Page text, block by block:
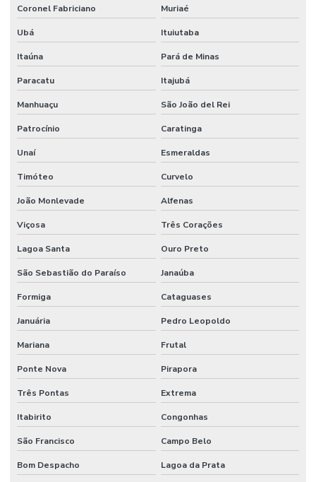
Sistema de hidrantes para combate a incêndio
Sistema de hidrantes contra incêndios
Sistema de hidrantes e sprinklers
Sistema de iluminação de emergência
Sistema contra incêndio bombas
Sistema de incêndio empresa
Sistema de incêndio endereçável
Sistema contra incêndio hidrantes
Sistema contra incêndio hidráulico
Sistema contra incêndio industrial
Sistema contra incêndio sprinkler
Sistema de incêndio sprinkler
Sistema de prevenção contra incêndio
Sistema preventivo de incêndio
Sistema de proteção e combate a incêndio
Sistema de proteção contra descargas atmosféricas
Sistema de proteção contra incêndio
Coronel Fabriciano Muriaé
Ubá Ituiutaba
Itaúna Pará de Minas
Paracatu Itajubá
Manhuaçu São João del Rei
Patrocínio Caratinga
Unaí Esmeraldas
Timóteo Curvelo
João Monlevade Alfenas
Viçosa Três Corações
Lagoa Santa Ouro Preto
São Sebastião do Paraíso Janaúba
Formiga Cataguases
Januária Pedro Leopoldo
Mariana Frutal
Ponte Nova Pirapora
Três Pontas Extrema
Itabirito Congonhas
São Francisco Campo Belo
Bom Despacho Lagoa da Prata